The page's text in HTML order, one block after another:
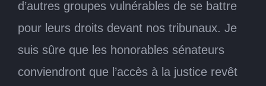
d’autres groupes vulnérables de se battre
pour leurs droits devant nos tribunaux. Je
suis sûre que les honorables sénateurs
conviendront que l’accès à la justice revêt